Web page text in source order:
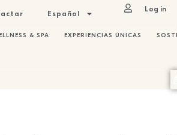
Español
Log in
& SPA EXPERIENCIAS ÚNICAS